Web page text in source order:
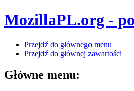
MozillaPL.org -
Przejdź do głównego menu
Przejdź do głównej zawartości
Główne menu: